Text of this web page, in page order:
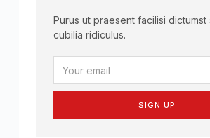
Purus ut praesent facilisi dictumst
cubilia ridiculus.
SIGN UP